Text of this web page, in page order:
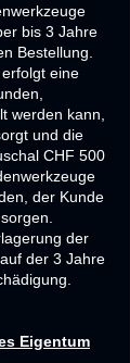
bis 3 Jahre
Bestellung.
eine
werden kann,
und die
CHF 500
der Kunde
der
der 3 Jahre
Eigentum